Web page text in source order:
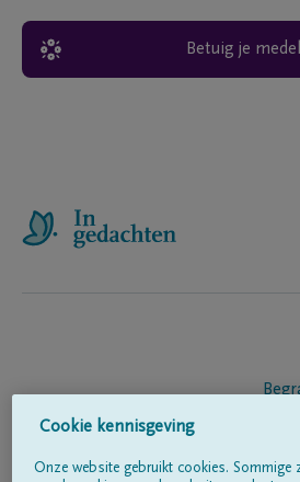
Betuig je
Cookie kennisgeving
Onze website gebruikt cookies. Sommige